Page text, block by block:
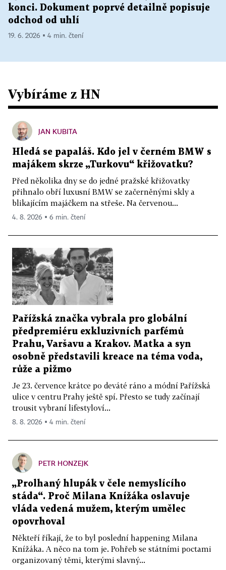
konci. Dokument poprvé detailně popisuje
odchod od uhlí
19. 6. 2026 ▪ 4 min. čtení
Vybíráme z HN
JAN KUBITA
Hledá se papaláš. Kdo jel v černém BMW s
majákem skrze „Turkovu“ křižovatku?
Před několika dny se do jedné pražské křižovatky
přihnalo obří luxusní BMW se začerněnými skly a
blikajícím majáčkem na střeše. Na červenou...
4. 8. 2026 ▪ 6 min. čtení
Pařížská značka vybrala pro globální
předpremiéru exkluzivních parfémů
Prahu, Varšavu a Krakov. Matka a syn
osobně představili kreace na téma voda,
růže a pižmo
Je 23. července krátce po deváté ráno a módní Pařížská
ulice v centru Prahy ještě spí. Přesto se tudy začínají
trousit vybraní lifestyloví...
8. 8. 2026 ▪ 4 min. čtení
PETR HONZEJK
„Prolhaný hlupák v čele nemyslícího
stáda“. Proč Milana Knížáka oslavuje
vláda vedená mužem, kterým umělec
opovrhoval
Někteří říkají, že to byl poslední happening Milana
Knížáka. A něco na tom je. Pohřeb se státními poctami
organizovaný těmi, kterými slavný...